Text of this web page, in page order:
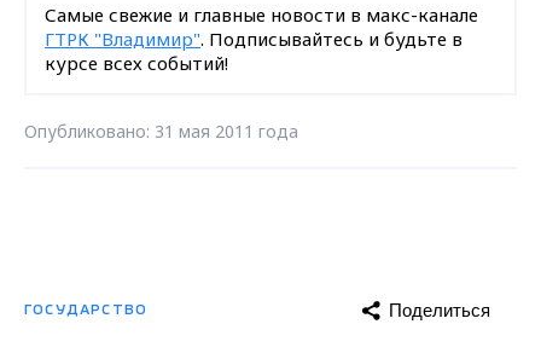
Самые свежие и главные новости в макс-канале
ГТРК "Владимир". Подписывайтесь и будьте в
курсе всех событий!
Опубликовано: 31 мая 2011 года
ГОСУДАРСТВО Поделиться